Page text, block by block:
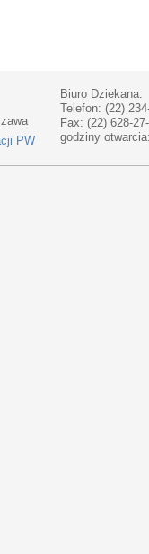
PW
Biuro Dziekana:
Telefon: (22)
Fax: (22) 628-
godziny